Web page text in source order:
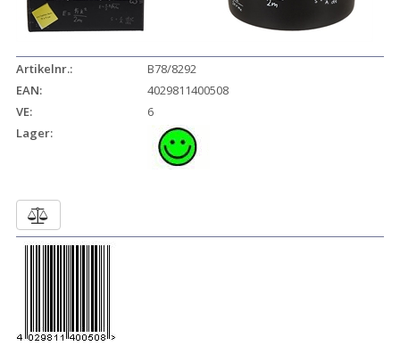
Artikelnr.:
B78/8292
EAN:
4029811400508
VE:
6
Lager: